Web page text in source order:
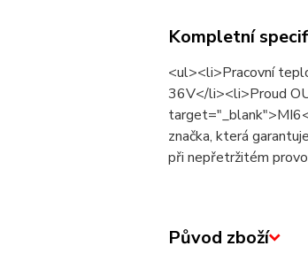
Kompletní
<ul><li>Pracovní
36V</li><li>Proud
značka, která
při nepřetržitém
Původ zboží